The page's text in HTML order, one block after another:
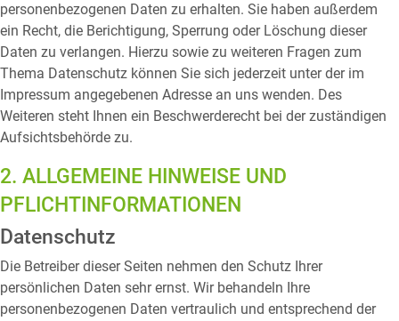
personenbezogenen Daten zu erhalten. Sie haben außerdem
ein Recht, die Berichtigung, Sperrung oder Löschung dieser
Daten zu verlangen. Hierzu sowie zu weiteren Fragen zum
Thema Datenschutz können Sie sich jederzeit unter der im
Impressum angegebenen Adresse an uns wenden. Des
Weiteren steht Ihnen ein Beschwerderecht bei der zuständigen
Aufsichtsbehörde zu.
2. ALLGEMEINE HINWEISE UND
PFLICHTINFORMATIONEN
Datenschutz
Die Betreiber dieser Seiten nehmen den Schutz Ihrer
persönlichen Daten sehr ernst. Wir behandeln Ihre
personenbezogenen Daten vertraulich und entsprechend der